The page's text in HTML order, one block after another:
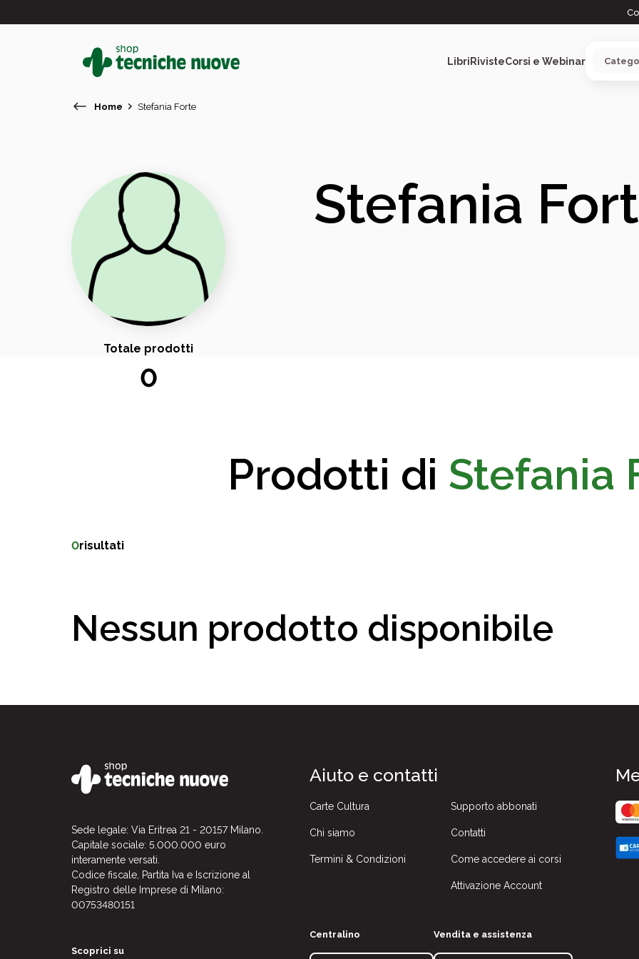
LibriRivisteCorsi e Webinar
In primo piano
Home Stefania Forte
Totale prodotti
0
Stefania
Prodotti di Stefania
0risultati
Nessun prodotto disponibile
Sede legale: Via Eritrea 21 - 20157 Milano.
Capitale sociale: 5.000.000 euro
interamente versati.
Codice fiscale, Partita Iva e Iscrizione al
Registro delle Imprese di Milano:
00753480151
Scoprici su
Aiuto e contatti
Carte Cultura
Chi siamo
Termini & Condizioni
Supporto abbonati
Contatti
Come accedere ai corsi
Attivazione Account
Centralino Vendita e assistenza